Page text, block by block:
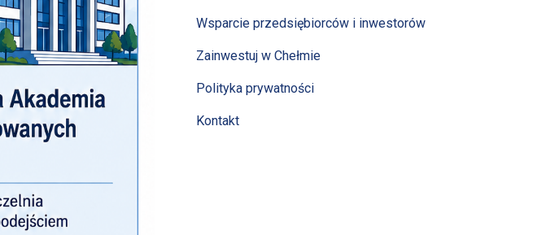
Wsparcie przedsiębiorców i inwestorów
Zainwestuj w Chełmie
Polityka prywatności
Kontakt